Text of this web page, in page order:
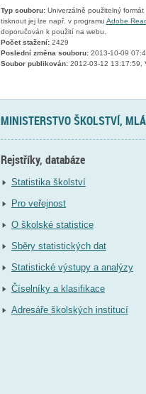
Typ souboru:Univerzálně použitelný
tisknout jej lze např. v programu Adobe
doporučován k použití na webu.
Počet stažení:2429
Poslední změna souboru:2013-10-09
Soubor publikován:2012-03-12 13:17:59,
MINISTERSTVO ŠKOLSTVÍ,
Rejstříky, databáze
Statistika školství
Pro veřejnost
O školské statistice
Sběry statistických dat
Statistické výstupy a analýzy
Číselníky a klasifikace
Adresáře školských institucí